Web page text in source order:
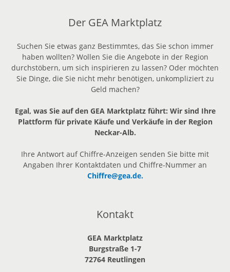
Der GEA Marktplatz
Suchen Sie etwas ganz Bestimmtes, das Sie schon immer
haben wollten? Wollen Sie die Angebote in der Region
durchstöbern, um sich inspirieren zu lassen? Oder möchten
Sie Dinge, die Sie nicht mehr benötigen, unkompliziert zu
Geld machen?
Egal, was Sie auf den GEA Marktplatz führt: Wir sind Ihre
Plattform für private Käufe und Verkäufe in der Region
Neckar-Alb.
Ihre Antwort auf Chiffre-Anzeigen senden Sie bitte mit
Angaben Ihrer Kontaktdaten und Chiffre-Nummer an
Chiffre@gea.de.
Kontakt
GEA Marktplatz
Burgstraße 1-7
72764 Reutlingen